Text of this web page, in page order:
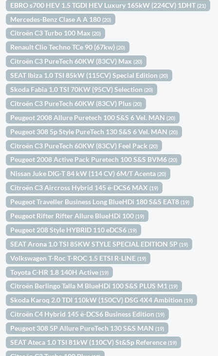
EBRO s700 HEV 1.5 TGDI HEV Luxury 165kW (224CV) 1DHT(21)
Mercedes-Benz Clase A A 180(20)
Citroën C3 Turbo 100 Max(20)
Renault Clio Techno TCe 90 (67kw)(20)
Citroën C3 PureTech 60KW (83CV) Max(20)
SEAT Ibiza 1.0 TSI 85kW (115CV) Special Edition(20)
Skoda Fabia 1.0 TSI 70KW (95CV) Selection(20)
Citroën C3 PureTech 60KW (83CV) Plus(20)
Peugeot 2008 Allure Puretech 100 S&S 6 Vel. MAN(20)
Peugeot 308 5p Style PureTech 130 S&S 6 Vel. MAN(20)
Citroën C3 PureTech 60KW (83CV) Feel Pack(20)
Peugeot 2008 Active Pack Puretech 100 S&S BVM6(20)
Nissan Juke DIG-T 84 kW (114 CV) 6M/T Acenta(20)
Citroën C3 Aircross Hybrid 145 ë-DCS6 MAX(19)
Peugeot Traveller Business Long BlueHDi 180 S&S EAT8(19)
Peugeot Rifter Rifter Allure BlueHDi 100(19)
Peugeot 208 Style HYBRID 110 eDCS6(19)
SEAT Arona 1.0 TSI 85KW STYLE SPECIAL EDITION 5P(19)
Volkswagen T-Roc T-ROC 1.5 ETSI R-LINE(19)
Toyota C-HR 1.8 140H Active(19)
Citroën Berlingo Talla M BlueHDi 100 S&S PLUS M1(19)
Skoda Karoq 2.0 TDI 110kW (150CV) DSG 4X4 Ambition(19)
Citroën C4 Hybrid 145 ë-DCS6 Business Edition(19)
Peugeot 308 5P Allure PureTech 130 S&S MAN(19)
SEAT Ateca 1.0 TSI 81kW (110CV) St&Sp Reference(19)